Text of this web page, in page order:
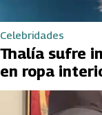
Celebridades
Thalía sufre
en ropa